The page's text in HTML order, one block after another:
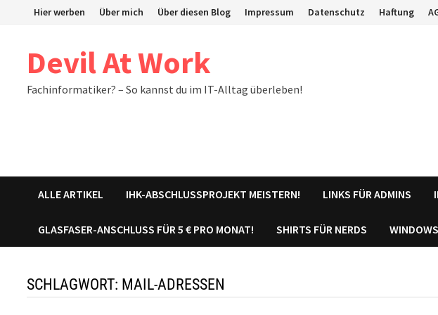
Hier werben Über mich Über diesen Blog Impressum Datenschutz Haftung
Devil At Work
Fachinformatiker? – So kannst du im IT-Alltag überleben!
ALLE ARTIKEL IHK-ABSCHLUSSPROJEKT MEISTERN! LINKS FÜR ADMINS
GLASFASER-ANSCHLUSS FÜR 5 € PRO MONAT! SHIRTS FÜR NERDS
SCHLAGWORT: MAIL-ADRESSEN